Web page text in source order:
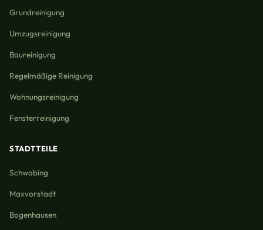
Grundreinigung
Umzugsreinigung
Baureinigung
Regelmäßige Reinigung
Wohnungsreinigung
Fensterreinigung
STADTTEILE
Schwabing
Maxvorstadt
Bogenhausen